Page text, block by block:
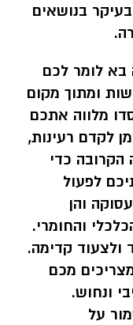
בנושאים
בא לומר לכם
ומתוך מקום
מלווה אתכם
לקדם רעינות,
כדי
לפעול
והן
והחומרי.
ולצעוד קדימה.
מכם
ונחוש.
על